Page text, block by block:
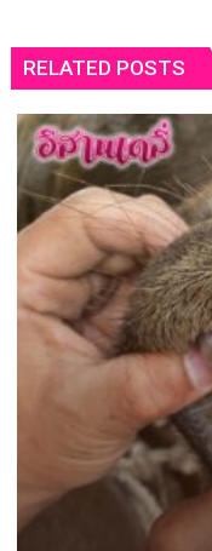
RELATED POSTS